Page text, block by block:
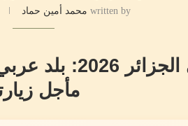
written by محمد أمين حماد
السياحة في
مأجل